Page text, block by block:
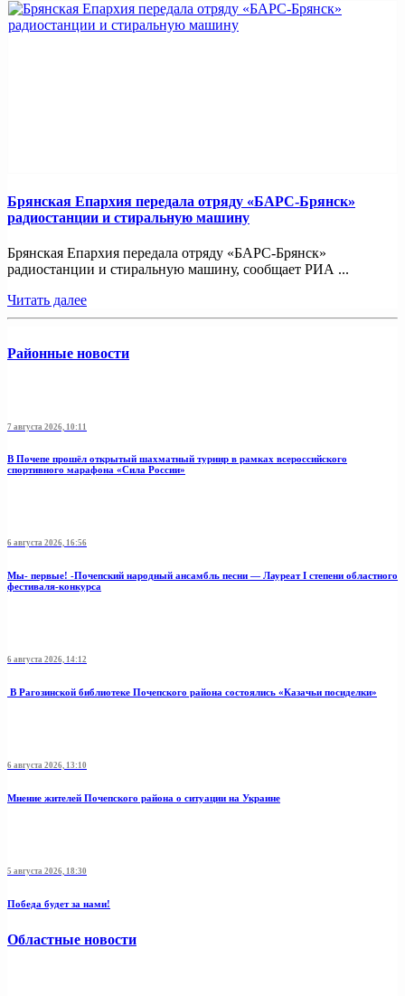
Брянская Епархия передала отряду «БАРС-Брянск»
радиостанции и стиральную машину
Брянская Епархия передала отряду «БАРС-Брянск»
радиостанции и стиральную машину, сообщает РИА ...
Читать далее
Районные новости
7 августа 2026, 10:11
В Почепе прошёл открытый шахматный турнир в рамках всероссийского
спортивного марафона «Сила России»
6 августа 2026, 16:56
Мы- первые! -Почепский народный ансамбль песни — Лауреат I степени областного
фестиваля-конкурса
6 августа 2026, 14:12
В Рагозинской библиотеке Почепского района состоялись «Казачьи посиделки»
6 августа 2026, 13:10
Мнение жителей Почепского района о ситуации на Украине
5 августа 2026, 18:30
Победа будет за нами!
Областные новости